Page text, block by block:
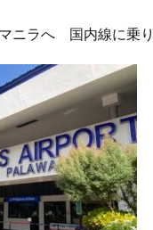
ニラへ 国内線に乗